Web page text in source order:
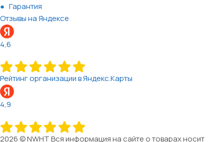
Гарантия
Отзывы на Яндексе
4,6
Рейтинг организации в Яндекс.Карты
4,9
2026 © NWHT Вся информация на сайте о товарах носит